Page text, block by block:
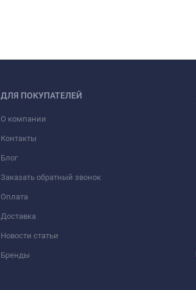
ДЛЯ ПОКУПАТЕЛЕЙ
О компании
Контакты
Блог
Заказать обратный звонок
Оплата
Доставка
Новости статьи
Бренды